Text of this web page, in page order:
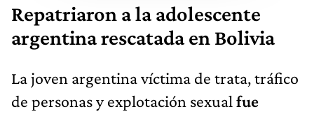
Repatriaron a la adolescente
argentina rescatada en Bolivia
La joven argentina víctima de trata, tráfico
de personas y explotación sexual fue